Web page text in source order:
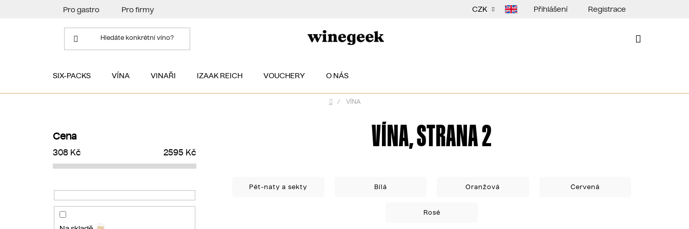
Pro gastro Pro firmy CZK Přihlášení Registrace
SIX-PACKS VÍNA VINAŘI IZAAK REICH VOUCHERY O NÁS
Domů
/ VÍNA
Cena
308 Kč 2595 Kč VÍNA, STRANA 2
Pét-naty a sekty Bílá Oranžová Červená
Rosé